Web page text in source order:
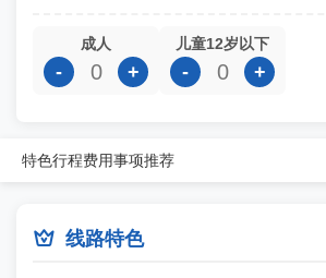
成人
- +
儿童12岁以下
- +
特色行程费用事项推荐
 线路特色